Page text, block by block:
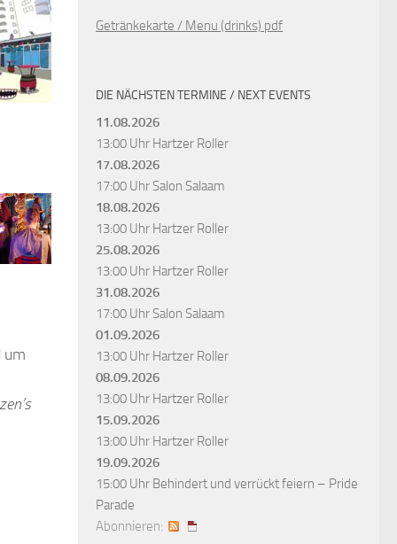
um
Getränkekarte / Menu (drinks) pdf
DIE NÄCHSTEN TERMINE / NEXT EVENTS
11.08.2026
13:00 Uhr Hartzer Roller
17.08.2026
17:00 Uhr Salon Salaam
18.08.2026
13:00 Uhr Hartzer Roller
25.08.2026
13:00 Uhr Hartzer Roller
31.08.2026
17:00 Uhr Salon Salaam
01.09.2026
13:00 Uhr Hartzer Roller
08.09.2026
13:00 Uhr Hartzer Roller
15.09.2026
13:00 Uhr Hartzer Roller
19.09.2026
15:00 Uhr Behindert und verrückt feiern – Pride
Parade
Abonnieren: